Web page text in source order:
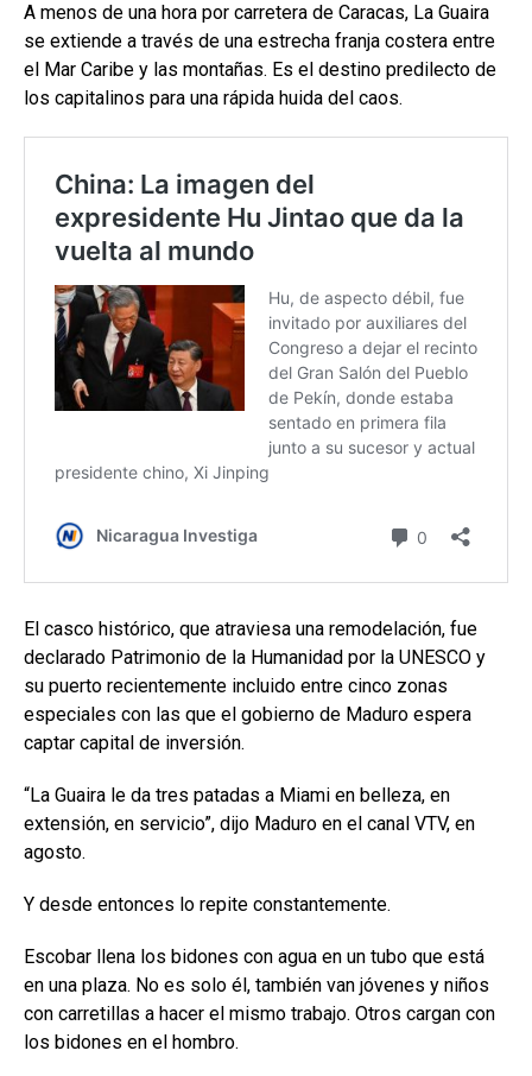
A menos de una hora por carretera de Caracas, La Guaira
se extiende a través de una estrecha franja costera entre
el Mar Caribe y las montañas. Es el destino predilecto de
los capitalinos para una rápida huida del caos.
El casco histórico, que atraviesa una remodelación, fue
declarado Patrimonio de la Humanidad por la UNESCO y
su puerto recientemente incluido entre cinco zonas
especiales con las que el gobierno de Maduro espera
captar capital de inversión.
“La Guaira le da tres patadas a Miami en belleza, en
extensión, en servicio”, dijo Maduro en el canal VTV, en
agosto.
Y desde entonces lo repite constantemente.
Escobar llena los bidones con agua en un tubo que está
en una plaza. No es solo él, también van jóvenes y niños
con carretillas a hacer el mismo trabajo. Otros cargan con
los bidones en el hombro.